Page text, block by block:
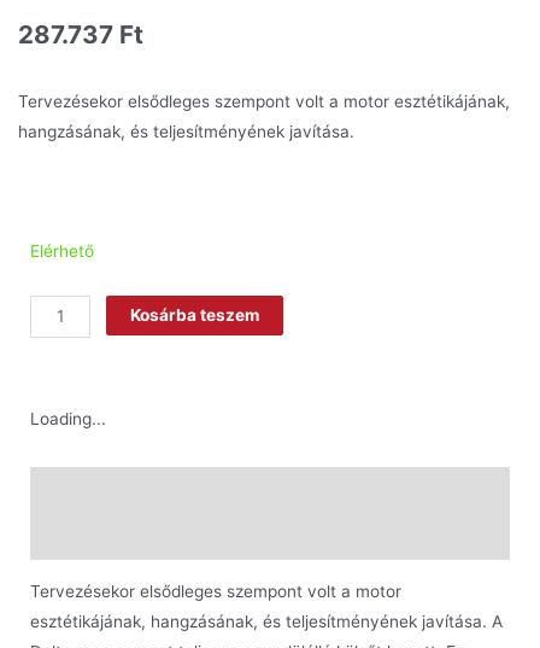
287.737 Ft
Tervezésekor elsődleges szempont volt a motor esztétikájának,
hangzásának, és teljesítményének javítása.
Elérhető
Kosárba teszem
Loading...
Tervezésekor elsődleges szempont volt a motor
esztétikájának, hangzásának, és teljesítményének javítása. A